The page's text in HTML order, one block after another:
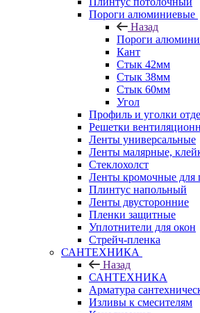
Пороги алюминиевые
Назад
Пороги
Кант
Стык 42мм
Стык 38мм
Стык 60мм
Угол
Профиль и уголки
Решетки
Ленты универсальные
Ленты малярные,
Стеклохолст
Ленты кромочные для
Плинтус напольный
Ленты двусторонние
Пленки защитные
Уплотнители для окон
Стрейч-пленка
САНТЕХНИКА
Назад
САНТЕХНИКА
Арматура
Изливы к смесителям